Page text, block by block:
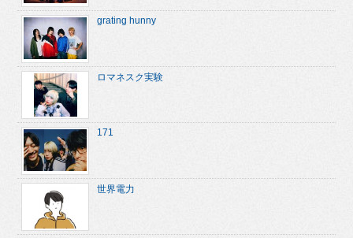
grating hunny
ロマネスク実験
171
世界電力